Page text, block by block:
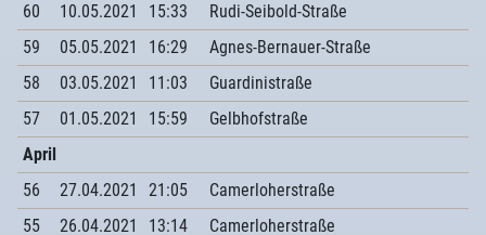
60
10.05.2021 15:33
Rudi-Seibold-Straße
59
05.05.2021 16:29
Agnes-Bernauer-Straße
58
03.05.2021 11:03
Guardinistraße
57
01.05.2021 15:59
Gelbhofstraße
April
56
27.04.2021 21:05
Camerloherstraße
55
26.04.2021 13:14 Camerloherstraße